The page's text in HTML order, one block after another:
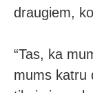
draugiem,
“Tas, ka
mums katru